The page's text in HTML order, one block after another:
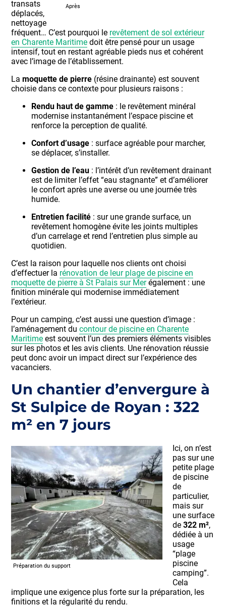
Après
transats
déplacés,
nettoyage
fréquent… C’est pourquoi le revêtement de sol extérieur
en Charente Maritime doit être pensé pour un usage
intensif, tout en restant agréable pieds nus et cohérent
avec l’image de l’établissement.
Lamoquette de pierre (résine drainante) est souvent
choisie dans ce contexte pour plusieurs raisons :
Rendu haut de gamme : le revêtement minéral
modernise instantanément l’espace piscine et
renforce la perception de qualité.
Confort d’usage : surface agréable pour marcher,
se déplacer, s’installer.
Gestion de l’eau : l’intérêt d’un revêtement drainant
est de limiter l’effet “eau stagnante” et d’améliorer
le confort après une averse ou une journée très
humide.
Entretien facilité : sur une grande surface, un
revêtement homogène évite les joints multiples
d’un carrelage et rend l’entretien plus simple au
quotidien.
C’est la raison pour laquelle nos clients ont choisi
d’effectuer la rénovation de leur plage de piscine en
moquette de pierre à St Palais sur Merégalement : une
finition minérale qui modernise immédiatement
l’extérieur.
Pour un camping, c’est aussi une question d’image :
l’aménagement ducontour de piscine en Charente
Maritime est souvent l’un des premiers éléments visibles
sur les photos et les avis clients. Une rénovation réussie
peut donc avoir un impact direct sur l’expérience des
vacanciers.
Un chantier d’envergure à
St Sulpice de Royan : 322
m² en 7 jours
Préparation du support
Ici, on n’est
pas sur une
petite plage
de piscine
de
particulier,
mais sur
une surface
de322 m²,
dédiée à un
usage
“plage
piscine
camping”.
Cela
implique une exigence plus forte sur la préparation, les
finitions et la régularité du rendu.